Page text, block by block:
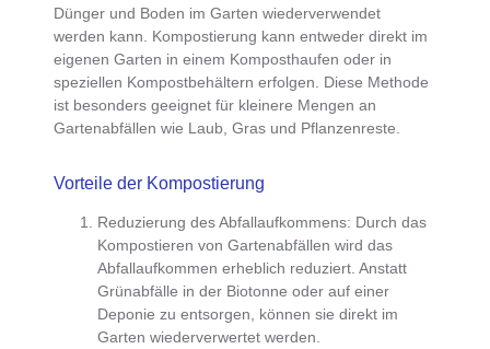
Dünger und Boden im Garten wiederverwendet
werden kann . Kompostierung kann entweder direkt im
eigenen Garten in einem Komposthaufen oder in
speziellen Kompostbehältern erfolgen. Diese Methode
ist besonders geeignet für kleinere Mengen an
Gartenabfällen wie Laub, Gras und Pflanzenreste.
Vorteile der Kompostierung
Reduzierung des Abfallaufkommens: Durch das
Kompostieren von Gartenabfällen wird das
Abfallaufkommen erheblich reduziert . Anstatt
Grünabfälle in der Biotonne oder auf einer
Deponie zu entsorgen, können sie direkt im
Garten wiederverwertet werden.